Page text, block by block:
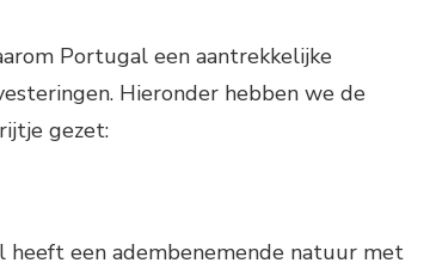
Portugal een aantrekkelijke
Hieronder hebben we de
gezet:
heeft een adembenemende natuur met